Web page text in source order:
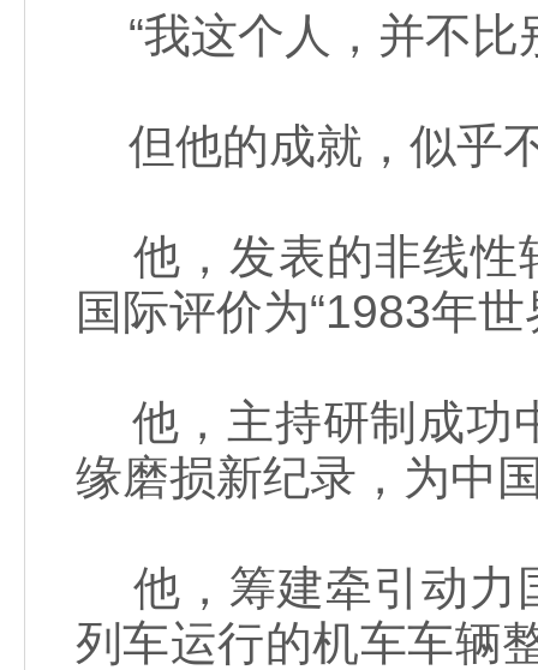
“我这个人，并不比
但他的成就，似乎
他，发表的非线性
国际评价为“1983年
他，主持研制成功
缘磨损新纪录，为中
他，筹建牵引动力
列车运行的机车车辆